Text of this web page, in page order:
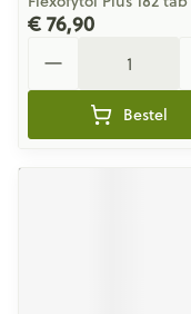
€ 76,90
Bestel